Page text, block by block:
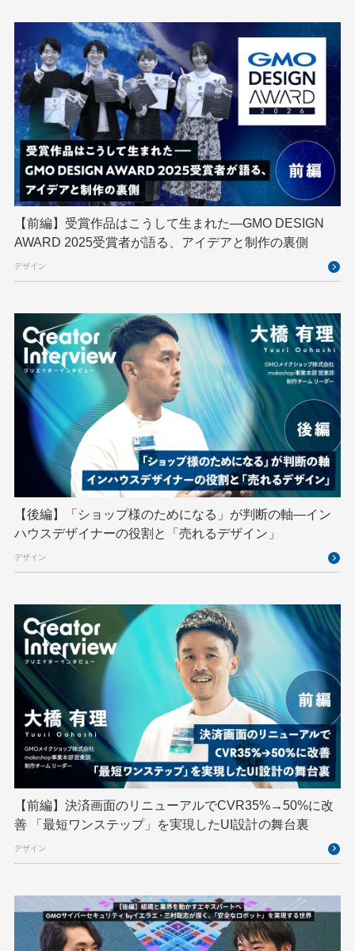
Designship developer DevRel
DevSecOpsThon Docker
Engineering Journey expert EXPERT CROSS
GMO AI＆ロボティクス商事 GMO AIR
GMO DESIGN AWARD GMO Developers Day
GMO Developers Night GMO Flatt Security
GMO GPUクラウド GMO Hacking Night
GMO kitaQ GMO SONIC GMOアドパートナーズ
GMOアドマーケティング GMOインターネット
GMOコネクト GMOサイバーセキュリティ byイエラエ
GMOデジキッズ GMOブランドセキュリティ
GMOペイメントゲートウェイ GMOペパボ
GMOメイクショップ GMOメディア GMOロボッツ
GMO大会議 GMO天秤AI Go GPUクラウド
GTB Hack-1グランプリ IETF iOS
ISUCON
Java JJUG JSAI2026 K8s
Kaigi on Rails
Perl PHPcon PHPerKaigi
Python RFC RPA Ruby
SECCON Selenium Spectrum Tokyo Meetup
splunk Takumi byGMO Terraform
TypeScript UI/UX vibe VLA VPN
VS Code XSS ZTNA
アドベントカレンダー
インターンシップ インハウス お名前.com
クリエイターインタビュー
サイバーセキュリティ サマーインターン スクラム
スパム対策 スペシャリスト セキュリティ
【前編】受賞作品はこうして生まれた—GMO DESIGN
AWARD 2025受賞者が語る、アイデアと制作の裏側
デザイン
【後編】「ショップ様のためになる」が判断の軸―イン
ハウスデザイナーの役割と「売れるデザイン」
デザイン
【前編】決済画面のリニューアルでCVR35%→50%に改
善 「最短ワンステップ」を実現したUI設計の舞台裏
デザイン